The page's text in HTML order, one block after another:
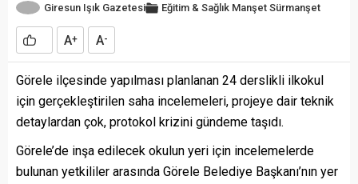
Giresun Işık Gazetesi Eğitim & Sağlık Manşet Sürmanşet
A+ A-
Görele ilçesinde yapılması planlanan 24 derslikli ilkokul
için gerçekleştirilen saha incelemeleri, projeye dair teknik
detaylardan çok, protokol krizini gündeme taşıdı.
Görele’de inşa edilecek okulun yeri için incelemelerde
bulunan yetkililer arasında Görele Belediye Başkanı’nın yer